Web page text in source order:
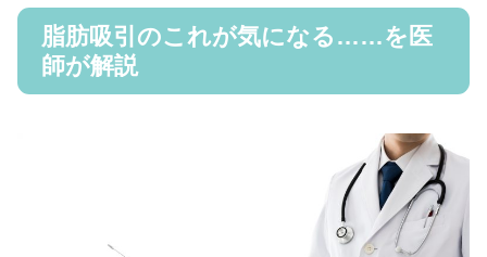
脂肪吸引のこれが気になる……を医
師が解説